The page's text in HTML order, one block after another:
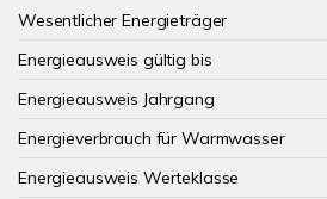
Wesentlicher Energieträger
Energieausweis gültig bis
Energieausweis Jahrgang
Energieverbrauch für Warmwasser
Energieausweis Werteklasse